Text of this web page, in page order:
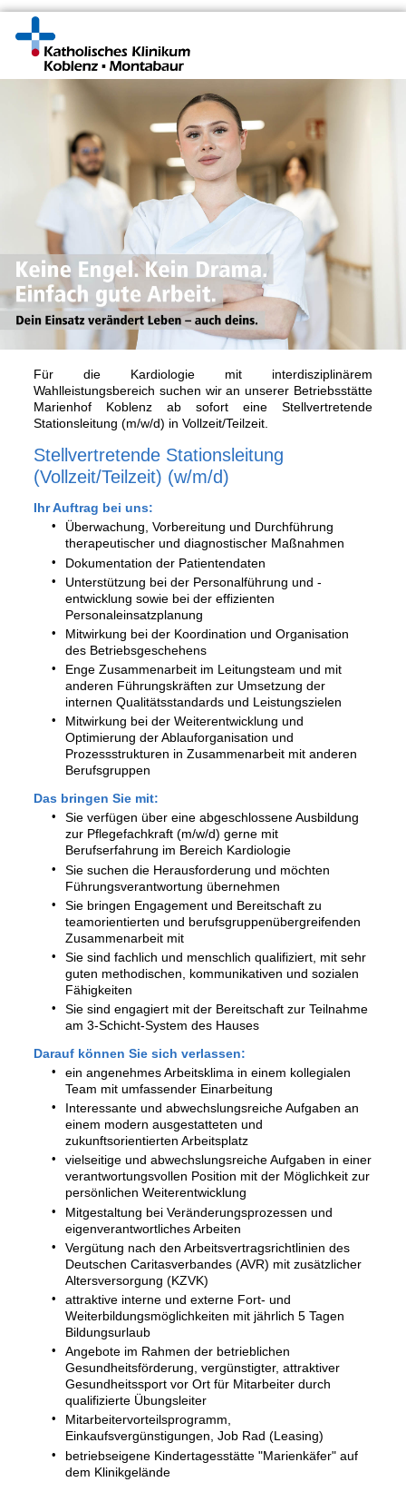
Für die Kardiologie mit interdisziplinärem
Wahlleistungsbereich suchen wir an unserer Betriebsstätte
Marienhof Koblenz ab sofort eine Stellvertretende
Stationsleitung (m/w/d) in Vollzeit/Teilzeit.
Stellvertretende Stationsleitung
(Vollzeit/Teilzeit) (w/m/d)
Ihr Auftrag bei uns:
Überwachung, Vorbereitung und Durchführung
therapeutischer und diagnostischer Maßnahmen
Dokumentation der Patientendaten
Unterstützung bei der Personalführung und -
entwicklung sowie bei der effizienten
Personaleinsatzplanung
Mitwirkung bei der Koordination und Organisation
des Betriebsgeschehens
Enge Zusammenarbeit im Leitungsteam und mit
anderen Führungskräften zur Umsetzung der
internen Qualitätsstandards und Leistungszielen
Mitwirkung bei der Weiterentwicklung und
Optimierung der Ablauforganisation und
Prozessstrukturen in Zusammenarbeit mit anderen
Berufsgruppen
Das bringen Sie mit:
Sie verfügen über eine abgeschlossene Ausbildung
zur Pflegefachkraft (m/w/d) gerne mit
Berufserfahrung im Bereich Kardiologie
Sie suchen die Herausforderung und möchten
Führungsverantwortung übernehmen
Sie bringen Engagement und Bereitschaft zu
teamorientierten und berufsgruppenübergreifenden
Zusammenarbeit mit
Sie sind fachlich und menschlich qualifiziert, mit sehr
guten methodischen, kommunikativen und sozialen
Fähigkeiten
Sie sind engagiert mit der Bereitschaft zur Teilnahme
am 3-Schicht-System des Hauses
Darauf können Sie sich verlassen:
ein angenehmes Arbeitsklima in einem kollegialen
Team mit umfassender Einarbeitung
Interessante und abwechslungsreiche Aufgaben an
einem modern ausgestatteten und
zukunftsorientierten Arbeitsplatz
vielseitige und abwechslungsreiche Aufgaben in einer
verantwortungsvollen Position mit der Möglichkeit zur
persönlichen Weiterentwicklung
Mitgestaltung bei Veränderungsprozessen und
eigenverantwortliches Arbeiten
Vergütung nach den Arbeitsvertragsrichtlinien des
Deutschen Caritasverbandes (AVR) mit zusätzlicher
Altersversorgung (KZVK)
attraktive interne und externe Fort- und
Weiterbildungsmöglichkeiten mit jährlich 5 Tagen
Bildungsurlaub
Angebote im Rahmen der betrieblichen
Gesundheitsförderung, vergünstigter, attraktiver
Gesundheitssport vor Ort für Mitarbeiter durch
qualifizierte Übungsleiter
Mitarbeitervorteilsprogramm,
Einkaufsvergünstigungen, Job Rad (Leasing)
betriebseigene Kindertagesstätte "Marienkäfer" auf
dem Klinikgelände